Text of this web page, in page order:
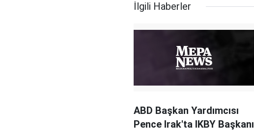
İlgili Haberler
ABD Başkan Yardımcısı
Pence Irak'ta IKBY Başkanı